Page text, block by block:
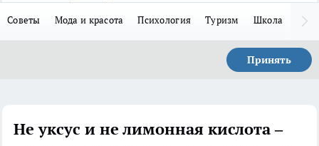
Советы Мода и красота Психология Туризм Школа
Принять
Не уксус и не лимонная кислота –